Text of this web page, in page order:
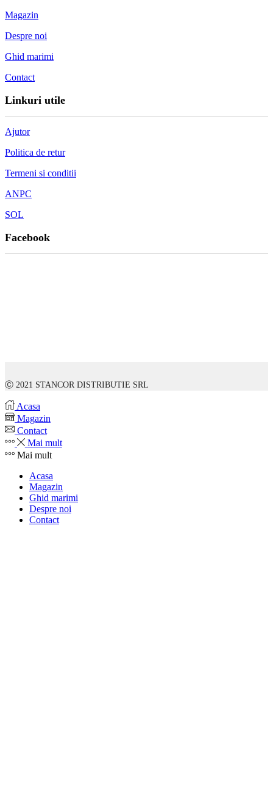
Magazin
Despre noi
Ghid marimi
Contact
Linkuri utile
Ajutor
Politica de retur
Termeni si conditii
ANPC
SOL
Facebook
Ⓒ 2021 STANCOR DISTRIBUTIE SRL
Acasa
Magazin
Contact
Mai mult
Mai mult
Acasa
Magazin
Ghid marimi
Despre noi
Contact